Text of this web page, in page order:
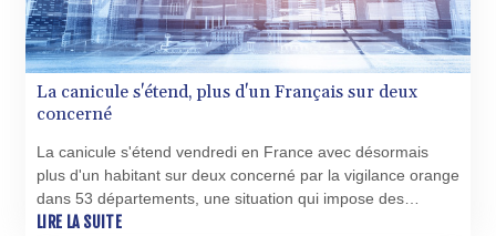
La canicule s'étend, plus d'un Français sur deux
concerné
La canicule s'étend vendredi en France avec désormais
plus d'un habitant sur deux concerné par la vigilance orange
dans 53 départements, une situation qui impose des
précautions dans les entreprises et les écoles et a conduit
LIRE LA SUITE